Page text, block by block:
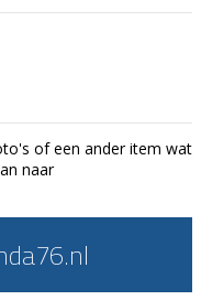
of een ander item wat
naar